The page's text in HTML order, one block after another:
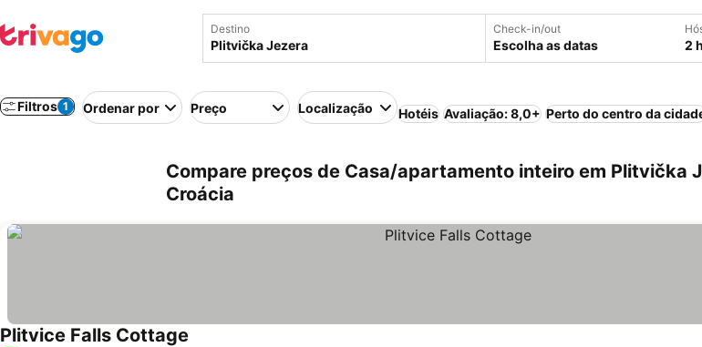
Destino Check-in/out
Escolha as datas 2
Filtros 1 Ordenar por Preço Localização Hotéis Avaliação: 8,0+ Perto do centro da
Compare preços de Casa/apartamento inteiro em Plitvička
Croácia
Plitvice Falls Cottage